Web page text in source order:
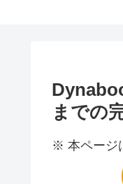
までの
※ 本ページ